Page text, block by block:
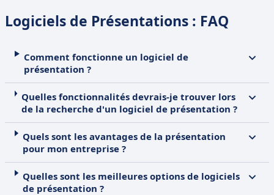
Logiciels de Présentations : FAQ
Comment fonctionne un logiciel de
présentation ?
Quelles fonctionnalités devrais-je trouver lors
de la recherche d'un logiciel de présentation ?
Quels sont les avantages de la présentation
pour mon entreprise ?
Quelles sont les meilleures options de logiciels
de présentation ?